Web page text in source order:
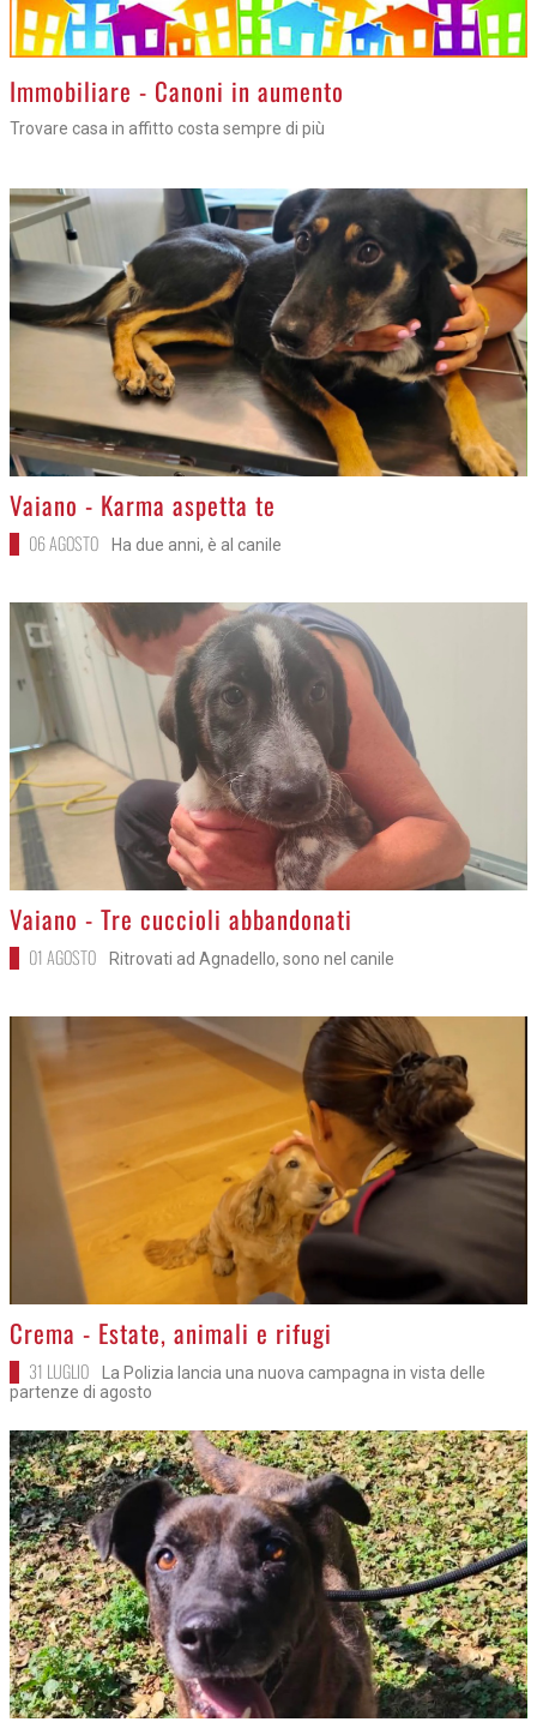
>Immobiliare - Canoni in aumento
Trovare casa in affitto costa sempre di più
>
Vaiano - Karma aspetta te
06 AGOSTO Ha due anni, è al canile
>
Vaiano - Tre cuccioli abbandonati
01 AGOSTO Ritrovati ad Agnadello, sono nel canile
>
Crema - Estate, animali e rifugi
31 LUGLIO
La Polizia lancia una nuova campagna in vista delle
partenze di agosto